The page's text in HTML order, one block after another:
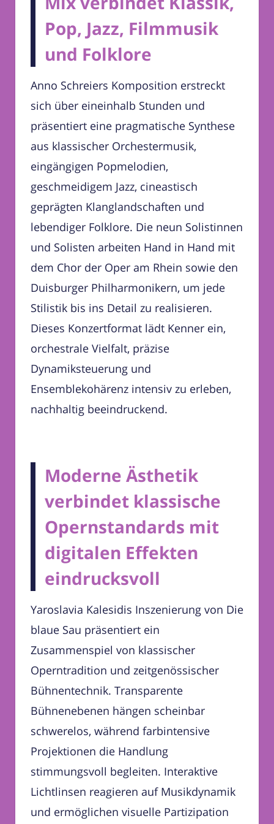
Pop, Jazz, Filmmusik
und Folklore
Anno Schreiers Komposition erstreckt
sich über eineinhalb Stunden und
präsentiert eine pragmatische Synthese
aus klassischer Orchestermusik,
eingängigen Popmelodien,
geschmeidigem Jazz, cineastisch
geprägten Klanglandschaften und
lebendiger Folklore. Die neun Solistinnen
und Solisten arbeiten Hand in Hand mit
dem Chor der Oper am Rhein sowie den
Duisburger Philharmonikern, um jede
Stilistik bis ins Detail zu realisieren.
Dieses Konzertformat lädt Kenner ein,
orchestrale Vielfalt, präzise
Dynamiksteuerung und
Ensemblekohärenz intensiv zu erleben,
nachhaltig beeindruckend.
Moderne Ästhetik
verbindet klassische
Opernstandards mit
digitalen Effekten
eindrucksvoll
Yaroslavia Kalesidis Inszenierung von Die
blaue Sau präsentiert ein
Zusammenspiel von klassischer
Operntradition und zeitgenössischer
Bühnentechnik. Transparente
Bühnenebenen hängen scheinbar
schwerelos, während farbintensive
Projektionen die Handlung
stimmungsvoll begleiten. Interaktive
Lichtlinsen reagieren auf Musikdynamik
und ermöglichen visuelle Partizipation